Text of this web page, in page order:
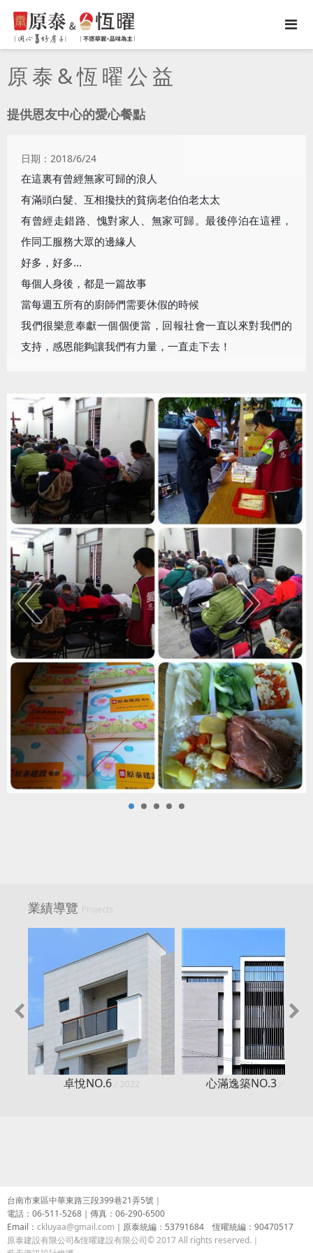
原泰&恆曜公益
提供恩友中心的愛心餐點
日期：2018/6/24
在這裏有曾經無家可歸的浪人
有滿頭白髮、互相攙扶的貧病老伯伯老太太
有曾經走錯路、愧對家人、無家可歸。最後停泊在這裡，
作同工服務大眾的邊緣人
好多，好多...
每個人身後，都是一篇故事
當每週五所有的廚師們需要休假的時候
我們很樂意奉獻一個個便當，回報社會一直以來對我們的
支持，感恩能夠讓我們有力量，一直走下去！
業績導覽 Projects
心滿逸築NO.3 心滿逸築
台南市東區中華東路三段399巷21弄5號｜
電話：06-511-5268｜傳真：06-290-6500
Email： ckluyaa@gmail.com ｜ 原泰統編：53791684 恆曜統編：90470517
原泰建設有限公司&恆曜建設有限公司© 2017 All rights reserved.｜